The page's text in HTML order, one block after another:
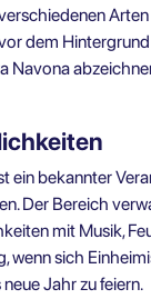
dem
Navona
ein bekannter
Der Bereich
mit Musik,
wenn sich
Jahr zu feiern.